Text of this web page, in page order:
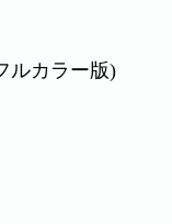
ルカラー版)